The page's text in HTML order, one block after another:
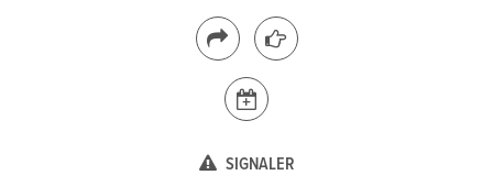
SIGNALER